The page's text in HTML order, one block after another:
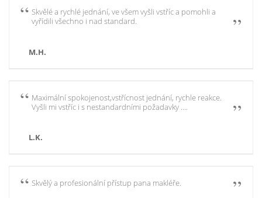
Skvělé a rychlé jednání, ve všem vyšli vstříc a pomohli a
vyřídili všechno i nad standard.
M.H.
Maximální spokojenost,vstřícnost jednání, rychle reakce.
Vyšli mi vstříc i s nestandardními požadavky ….
L.K.
Skvělý a profesionální přístup pana makléře.